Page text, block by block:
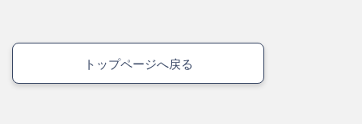
トップページへ戻る